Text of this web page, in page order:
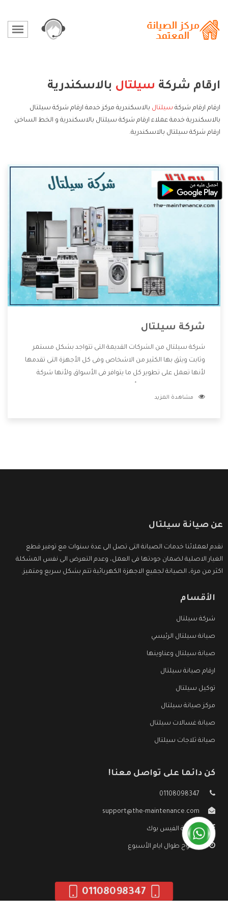
ارقام شركة سيلتال بالاسكندرية
ارقام ارقام شركة سيلتال بالاسكندرية مركز خدمة ارقام شركة سيلتال
بالاسكندرية خدمة عملاء ارقام شركة سيلتال بالاسكندرية و الخط الساخن
ارقام شركة سيلتال بالاسكندرية.
شركة سيلتال
شركة سيلتال من الشركات القديمة التى تتواجد بشكل مستمر
وثابت ويثق بها الكثير من الاشخاص وفى كل الأجهزة التى تقدمها
لأنها تعمل على تطوير كل ما يتوافر فى الأسواق ولأنها شركة
وتقدم للعملاء أقوى العروض والخصومات التى تسهل على
مشاهدة المزيد
عن صيانة سيلتال
نقدم لعملائنا خدمات الصيانة التى تصل الى عدة سنوات مع توفير قطع
الغيار الاصلية لضمان جودتها فى العمل، وعدم التعرض الى نفس المشكلة
اكثر من مرة، الصيانة لجميع الاجهزة الكهربائية تتم بشكل سريع ومتميز.
الأقسام
شركة سيلتال
صيانة سيلتال الرئيسي
صيانة سيلتال وعناوينها
ارقام صيانة سيلتال
توكيل سيلتال
مركز صيانة سيلتال
صيانة غسالات سيلتال
صيانة ثلاجات سيلتال
كن دائما على تواصل معنا!
01108098347
support@the-maintenance.com
صفحة الفيس بوك
مفتوح طوال ايام الأسبوع
01108098347